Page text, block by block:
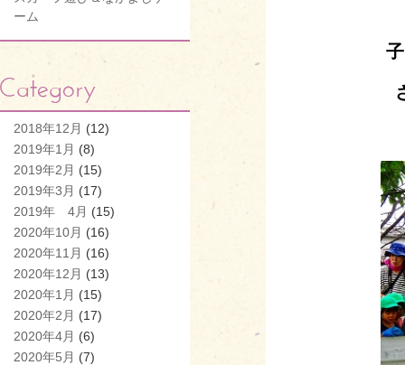
ーム
2018年12月 (12)
2019年1月 (8)
2019年2月 (15)
2019年3月 (17)
2019年 4月 (15)
2020年10月 (16)
2020年11月 (16)
2020年12月 (13)
2020年1月 (15)
2020年2月 (17)
2020年4月 (6)
2020年5月 (7)